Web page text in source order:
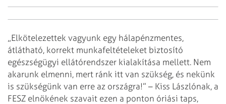
„Elkötelezettek vagyunk egy hálapénzmentes,
átlátható, korrekt munkafeltételeket biztosító
egészségügyi ellátórendszer kialakítása mellett. Nem
akarunk elmenni, mert ránk itt van szükség, és nekünk
is szükségünk van erre az országra!” – Kiss Lászlónak, a
FESZ elnökének szavait ezen a ponton óriási taps,